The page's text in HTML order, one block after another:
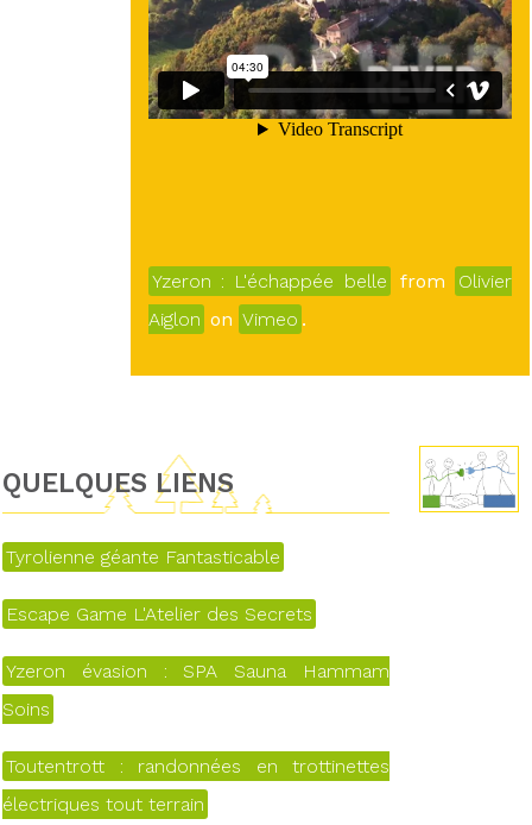
Yzeron : L'échappée belle from
Olivier
Aiglon on Vimeo .
QUELQUES LIENS
Tyrolienne géante Fantasticable
Escape Game L'Atelier des Secrets
Yzeron évasion : SPA Sauna Hammam
Soins
Toutentrott : randonnées en trottinettes
électriques tout terrain